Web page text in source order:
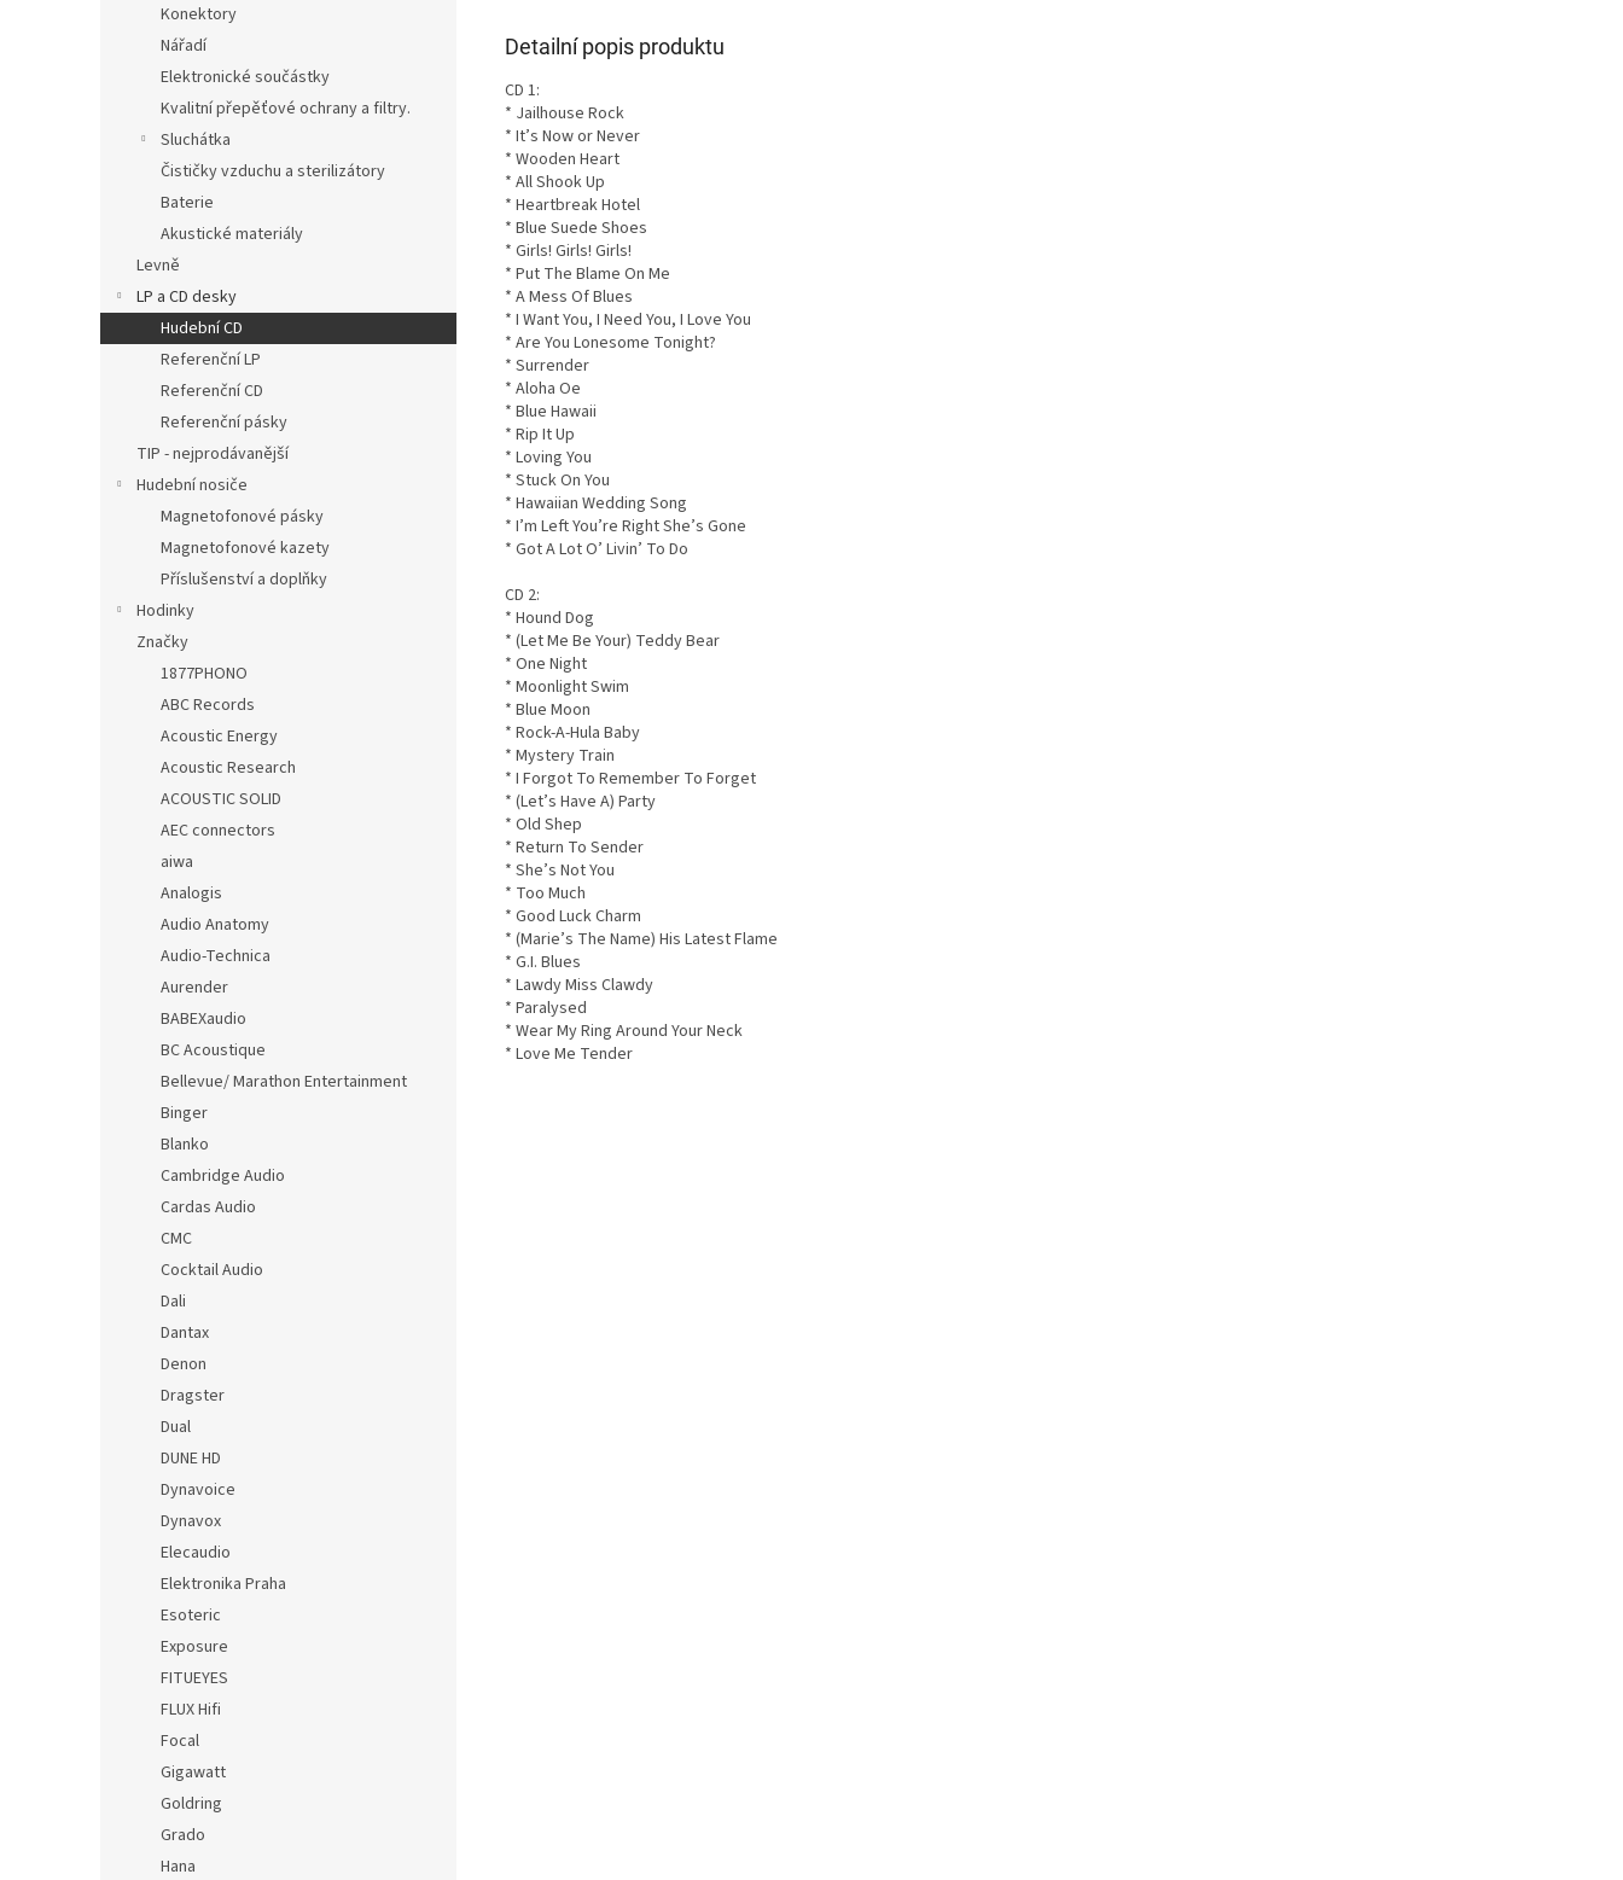
Konektory
Nářadí
Elektronické součástky
Kvalitní přepěťové ochrany a filtry.
Sluchátka
Čističky vzduchu a sterilizátory
Baterie
Akustické materiály
Levně
LP a CD desky
Hudební CD
Referenční LP
Referenční CD
Referenční pásky
TIP - nejprodávanější
Hudební nosiče
Magnetofonové pásky
Magnetofonové kazety
Příslušenství a doplňky
Hodinky
Značky
1877PHONO
ABC Records
Acoustic Energy
Acoustic Research
ACOUSTIC SOLID
AEC connectors
aiwa
Analogis
Audio Anatomy
Audio-Technica
Aurender
BABEXaudio
BC Acoustique
Bellevue/ Marathon Entertainment
Binger
Blanko
Cambridge Audio
Cardas Audio
CMC
Cocktail Audio
Dali
Dantax
Denon
Dragster
Dual
DUNE HD
Dynavoice
Dynavox
Elecaudio
Elektronika Praha
Esoteric
Exposure
FITUEYES
FLUX Hifi
Focal
Gigawatt
Goldring
Grado
Hana
Detailní popis produktu
CD 1:
* Jailhouse Rock
* It’s Now or Never
* Wooden Heart
* All Shook Up
* Heartbreak Hotel
* Blue Suede Shoes
* Girls! Girls! Girls!
* Put The Blame On Me
* A Mess Of Blues
* I Want You, I Need You, I Love You
* Are You Lonesome Tonight?
* Surrender
* Aloha Oe
* Blue Hawaii
* Rip It Up
* Loving You
* Stuck On You
* Hawaiian Wedding Song
* I’m Left You’re Right She’s Gone
* Got A Lot O’ Livin’ To Do
CD 2:
* Hound Dog
* (Let Me Be Your) Teddy Bear
* One Night
* Moonlight Swim
* Blue Moon
* Rock-A-Hula Baby
* Mystery Train
* I Forgot To Remember To Forget
* (Let’s Have A) Party
* Old Shep
* Return To Sender
* She’s Not You
* Too Much
* Good Luck Charm
* (Marie’s The Name) His Latest Flame
* G.I. Blues
* Lawdy Miss Clawdy
* Paralysed
* Wear My Ring Around Your Neck
* Love Me Tender